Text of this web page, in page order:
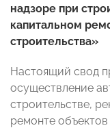
надзоре при
капитальном
строительства»
Настоящий свод
осуществление
строительстве,
ремонте объектов